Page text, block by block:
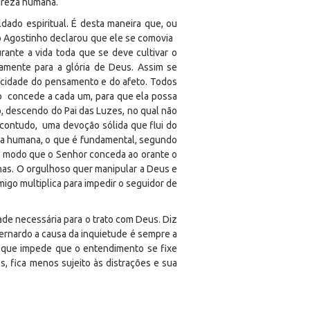
espiritual. É desta maneira que, ou
declarou que ele se comovia
a vida toda que se deve cultivar o
para a glória de Deus. Assim se
do pensamento e do afeto. Todos
a cada um, para que ela possa
do Pai das Luzes, no qual não
uma devoção sólida que flui do
humana, o que é fundamental, segundo
que o Senhor conceda ao orante o
O orgulhoso quer manipular a Deus e
multiplica para impedir o seguidor de
necessária para o trato com Deus. Diz
a causa da inquietude é sempre a
impede que o entendimento se fixe
fica menos sujeito às distrações e sua